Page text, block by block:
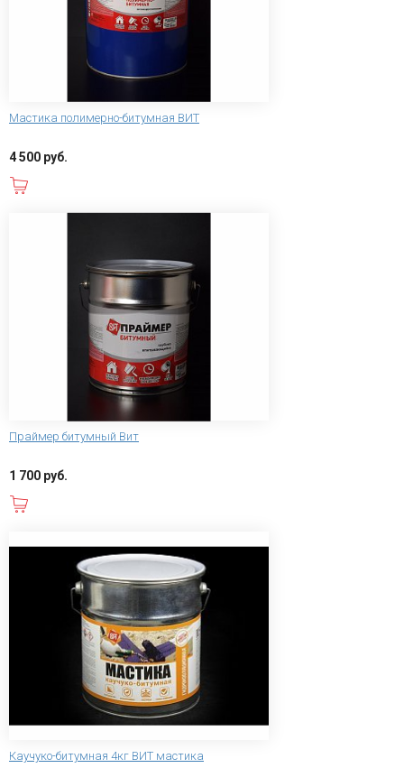
Мастика полимерно-битумная ВИТ
4 500 руб.
Праймер битумный Вит
1 700 руб.
Каучуко-битумная 4кг ВИТ мастика